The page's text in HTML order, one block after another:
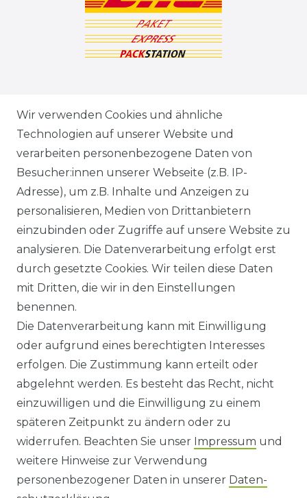
VERSANDARTEN & -KOSTEN
GEWERBETREIBENDE?
HILFE
KONTAKT
ANFAHRT
WIDERRUFS­FORMULAR
HINWEISE ZUR BATTERIEENTSORGUNG
IMPRESSUM
AGB UND KUNDENINFORMATIONEN
DATENSCHUTZERKLÄRUNG
Wir verwenden Cookies und ähnliche
Technologien auf unserer Website und
verarbeiten personenbezogene Daten von
Besucher:innen unserer Webseite (z.B. IP-
Adresse), um z.B. Inhalte und Anzeigen zu
personalisieren, Medien von Drittanbietern
einzubinden oder Zugriffe auf unsere Website zu
analysieren. Die Datenverarbeitung erfolgt erst
durch gesetzte Cookies. Wir teilen diese Daten
mit Dritten, die wir in den Einstellungen
benennen.
Die Datenverarbeitung kann mit Einwilligung
oder aufgrund eines berechtigten Interesses
erfolgen. Die Zustimmung kann erteilt oder
abgelehnt werden. Es besteht das Recht, nicht
einzuwilligen und die Einwilligung zu einem
späteren Zeitpunkt zu ändern oder zu
widerrufen. Beachten Sie unser Impressum und
weitere Hinweise zur Verwendung
personenbezogener Daten in unserer Daten­